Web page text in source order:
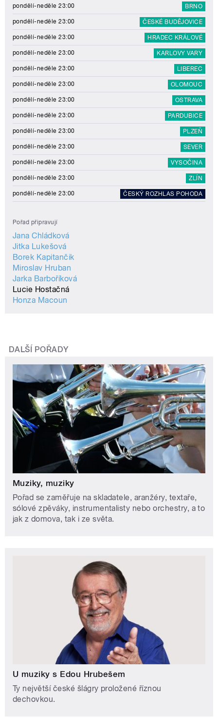
pondělí-neděle 23:00 BRNO
pondělí-neděle 23:00 ČESKÉ BUDĚJOVICE
pondělí-neděle 23:00 HRADEC KRÁLOVÉ
pondělí-neděle 23:00 KARLOVY VARY
pondělí-neděle 23:00 LIBEREC
pondělí-neděle 23:00 OLOMOUC
pondělí-neděle 23:00 OSTRAVA
pondělí-neděle 23:00 PARDUBICE
pondělí-neděle 23:00 PLZEŇ
pondělí-neděle 23:00 SEVER
pondělí-neděle 23:00 VYSOČINA
pondělí-neděle 23:00 ZLÍN
pondělí-neděle 23:00 ČESKÝ ROZHLAS POHODA
Pořad připravují
Jana Chládková
Jitka Lukešová
Borek Kapitančik
Miroslav Hruban
Jarka Barboříková
Lucie Hostačná
Honza Macoun
DALŠÍ POŘADY
Muziky, muziky
Pořad se zaměřuje na skladatele, aranžéry, textaře,
sólové zpěváky, instrumentalisty nebo orchestry, a to
jak z domova, tak i ze světa.
U muziky s Edou Hrubešem
Ty největší české šlágry proložené říznou
dechovkou.